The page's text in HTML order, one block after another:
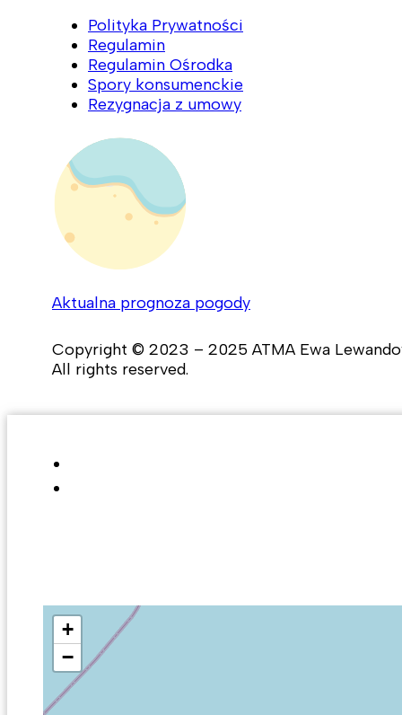
Polityka Prywatności
Regulamin
Regulamin Ośrodka
Spory konsumenckie
Rezygnacja z umowy
Aktualna prognoza pogody
Copyright © 2023 – 2025 ATMA Ewa
All rights reserved.
+
−